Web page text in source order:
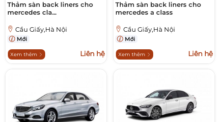
Thảm sàn back liners cho
mercedes cla...
Cầu Giấy,Hà Nội
Mới
Xem thêm Liên hệ
Thảm sàn back liners cho
mercedes a class
Cầu Giấy,Hà Nội
Mới
Xem thêm Liên hệ